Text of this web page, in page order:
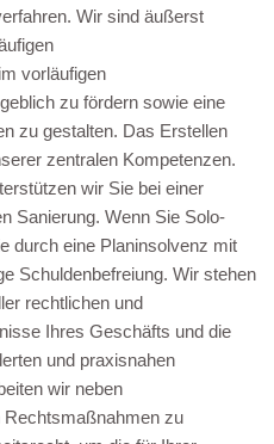
Wir sind äußerst
vorläufigen
zu fördern sowie eine
zu gestalten. Das Erstellen
zentralen Kompetenzen.
wir Sie bei einer
Sanierung. Wenn Sie Solo-
durch eine Planinsolvenz mit
Schuldenbefreiung. Wir stehen
rechtlichen und
Ihres Geschäfts und die
und praxisnahen
wir neben
Rechtsmaßnahmen zu